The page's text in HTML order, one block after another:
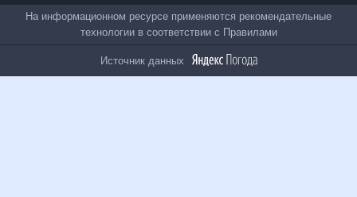
На информационном ресурсе применяются
рекомендательные технологии в соответствии сПравилами
Источник данных